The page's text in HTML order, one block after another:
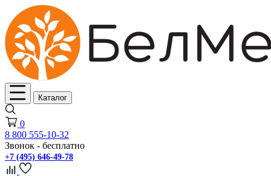
Каталог
0
8 800 555-10-32
Звонок - бесплатно
+7 (495) 646-49-78